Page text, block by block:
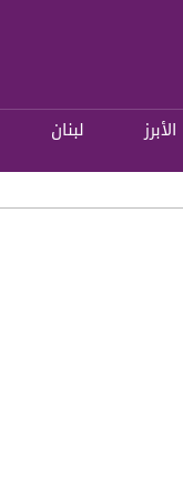
الأبرز لبنان